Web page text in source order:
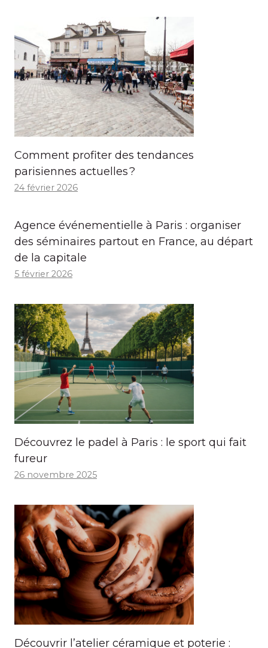
Comment profiter des tendances
parisiennes actuelles ?
24 février 2026
Agence événementielle à Paris : organiser
des séminaires partout en France, au départ
de la capitale
5 février 2026
Découvrez le padel à Paris : le sport qui fait
fureur
26 novembre 2025
Découvrir l’atelier céramique et poterie :